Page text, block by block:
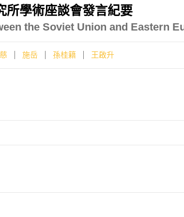
所學術座談會發言紀要
the Soviet Union and Eastern
施岳 孫桂籍 王啟升